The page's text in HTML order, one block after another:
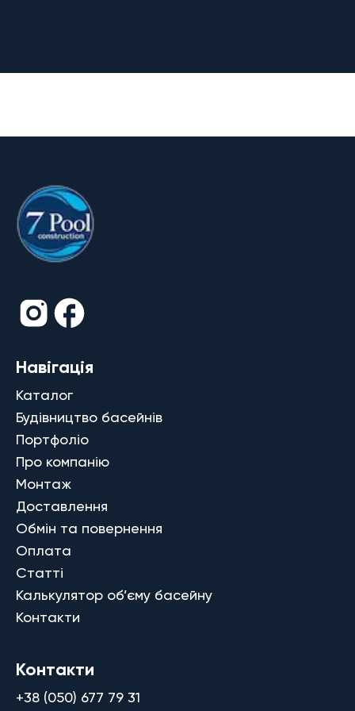
Навігація
Каталог
Будівництво басейнів
Портфоліо
Про компанію
Монтаж
Доставлення
Обмін та повернення
Оплата
Статті
Калькулятор об’єму басейну
Контакти
Контакти
+38 (050) 677 79 31